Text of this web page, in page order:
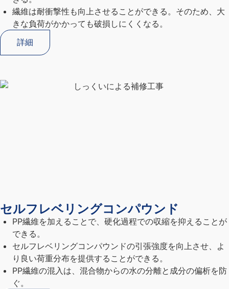
繊維は耐衝撃性も向上させることができる。そのため、大
きな負荷がかかっても破損しにくくなる。
詳細
セルフレベリングコンパウンド
PP繊維を加えることで、硬化過程での収縮を抑えることが
できる。
セルフレベリングコンパウンドの引張強度を向上させ、よ
り良い荷重分布を提供することができる。
PP繊維の混入は、混合物からの水の分離と成分の偏析を防
ぐ。